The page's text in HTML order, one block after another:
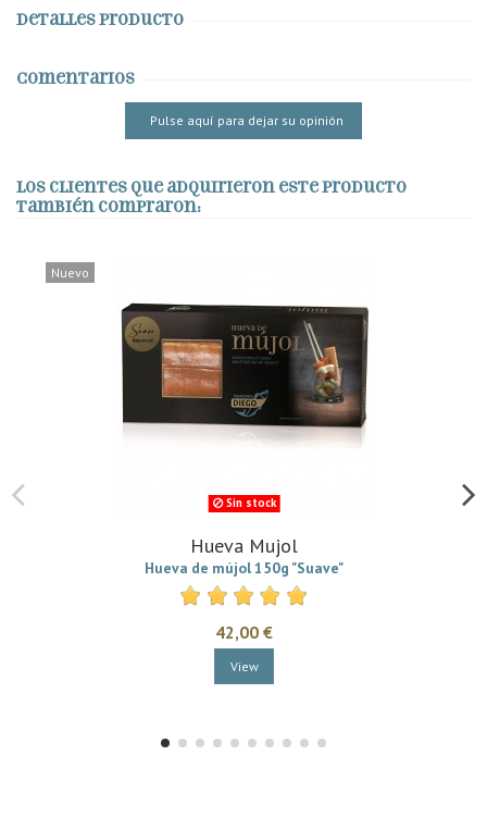
Detalles producto
Comentarios
Pulse aquí para dejar su opinión
Los clientes que adquirieron este producto
también compraron:
Nuevo
Sin stock
Hueva Mujol
Hueva de mújol 150g "Suave"
42,00 €
View